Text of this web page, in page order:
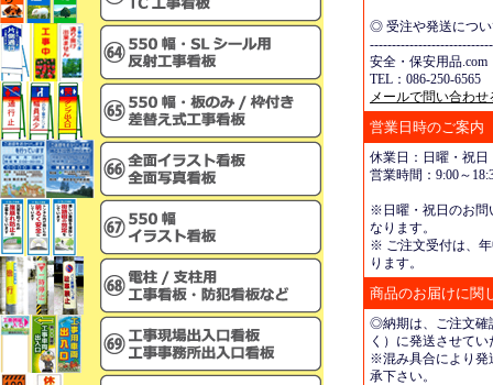
◎ 受注や発送につ
安全・保安用品.com
TEL：086-250-6565
メールで問い合わせ
営業日時のご案内
休業日：日曜・祝日
営業時間：9:00～
※日曜・祝日のお問
なります。
※ ご注文受付は、
ります。
商品のお届けに関
◎納期は、ご注文確
く）に発送させて
※混み具合により発
承下さい。